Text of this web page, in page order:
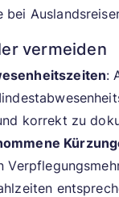
bei
vermeiden
:
korrekt zu